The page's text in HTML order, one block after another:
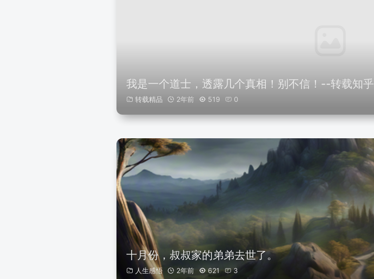
我是一个道士，透露几个真相！别不信！--转载知乎
转载精品 2年前 519 0
十月份，叔叔家的弟弟去世了。
人生感悟 2年前 621 3